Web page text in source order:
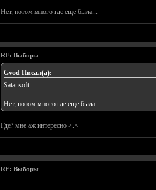
Нет, потом много где еще была...
RE: Выборы
Gvod Писал(а):
Satansoft
Нет, потом много где еще была...
Где? мне аж интересно >.<
RE: Выборы